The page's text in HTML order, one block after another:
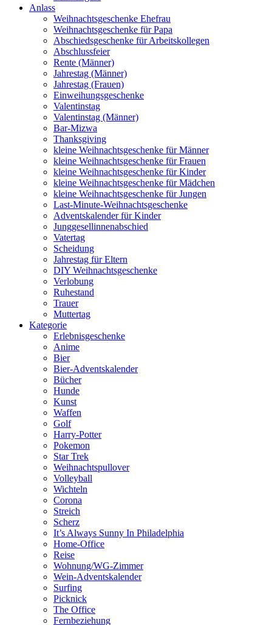
Anlass
Weihnachtsgeschenke Ehefrau
Weihnachtsgeschenke für Papa
Abschiedsgeschenke für Arbeitskollegen
Abschlussfeier
Rente (Männer)
Jahrestag (Männer)
Jahrestag (Frauen)
Einweihungsgeschenke
Valentinstag
Valentinstag (Männer)
Bar-Mizwa
Thanksgiving
kleine Weihnachtsgeschenke für Männer
kleine Weihnachtsgeschenke für Frauen
kleine Weihnachtsgeschenke für Kinder
kleine Weihnachtsgeschenke für Mädchen
kleine Weihnachtsgeschenke für Jungen
Last-Minute-Weihnachtsgeschenke
Adventskalender für Kinder
Junggesellinnenabschied
Vatertag
Scheidung
Jahrestag für Eltern
DIY Weihnachtsgeschenke
Verlobung
Ruhestand
Trauer
Muttertag
Kategorie
Erlebnisgeschenke
Anime
Bier
Bier-Adventskalender
Bücher
Hunde
Kunst
Waffen
Golf
Harry-Potter
Pokemon
Star Trek
Weihnachtspullover
Volleyball
Wichteln
Corona
Streich
Scherz
It’s Always Sunny In Philadelphia
Home-Office
Reise
Wohnung/WG-Zimmer
Wein-Adventskalender
Surfing
Picknick
The Office
Fernbeziehung